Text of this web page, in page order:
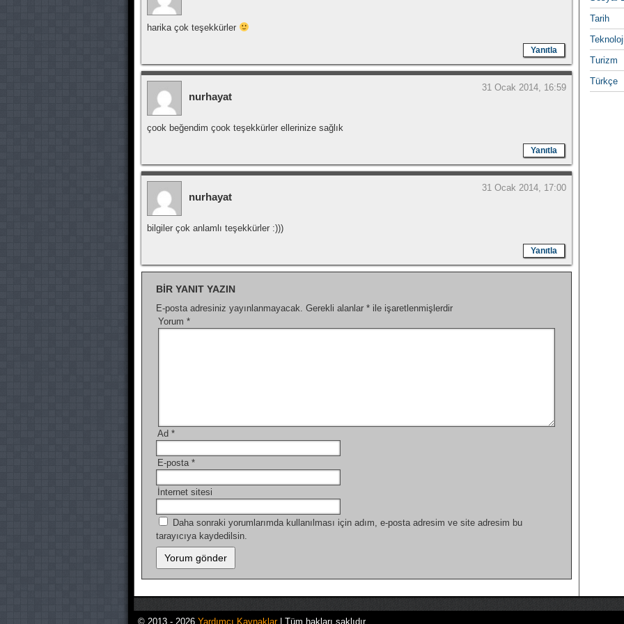
harika çok teşekkürler
Yanıtla
nurhayat
31 Ocak 2014, 16:59
çook beğendim çook teşekkürler ellerinize sağlık
Yanıtla
nurhayat
31 Ocak 2014, 17:00
bilgiler çok anlamlı teşekkürler :)))
Yanıtla
BIR YANIT YAZIN
E-posta adresiniz yayınlanmayacak. Gerekli alanlar * ile işaretlenmişlerdir
Yorum *
Ad *
E-posta *
İnternet sitesi
Daha sonraki yorumlarımda kullanılması için adım, e-posta adresim ve site adresim bu
tarayıcıya kaydedilsin.
Tarih
Turizm
Türkçe
© 2013 - 2026 Yardımcı Kaynaklar| Tüm hakları saklıdır.